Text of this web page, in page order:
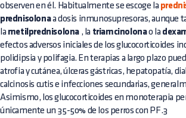
observen en él. Habitualmente se escoge la
prednisolonaa dosis inmunosupresoras, aunque
la metilprednisolona , la triamcinolonao la
efectos adversos iniciales de los glucocorticoides
polidipsia y polifagia. En terapias a largo plazo
atrofia y cutánea, úlceras gástricas, hepatopatía,
calcinosis cutis e infecciones secundarias,
Asimismo, los glucocorticoides en monoterapia
únicamente un 35-50% de los perros con PF.3